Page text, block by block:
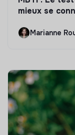
mieux se
Marianne